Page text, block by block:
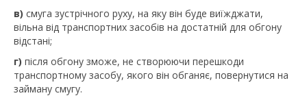
в) смуга зустрічного руху, на яку він буде виїжджати,
вільна від транспортних засобів на достатній для обгону
відстані;
г) після обгону зможе, не створюючи перешкоди
транспортному засобу, якого він обганяє, повернутися на
займану смугу.